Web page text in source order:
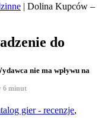
| Dolina Kupców –
do
nie ma wpływu na
6 minut
gier - recenzje,